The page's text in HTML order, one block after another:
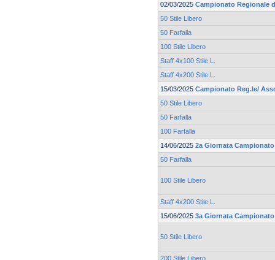
02/03/2025 Campionato Regionale
50 Stile Libero
50 Farfalla
100 Stile Libero
Staff 4x100 Stile L.
Staff 4x200 Stile L.
15/03/2025 Campionato Reg.le/
50 Stile Libero
50 Farfalla
100 Farfalla
14/06/2025 2a Giornata
50 Farfalla
100 Stile Libero
Staff 4x200 Stile L.
15/06/2025 3a Giornata
50 Stile Libero
200 Stile Libero